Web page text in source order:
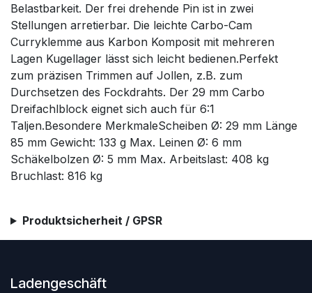
Belastbarkeit. Der frei drehende Pin ist in zwei
Stellungen arretierbar. Die leichte Carbo-Cam
Curryklemme aus Karbon Komposit mit mehreren
Lagen Kugellager lässt sich leicht bedienen.Perfekt
zum präzisen Trimmen auf Jollen, z.B. zum
Durchsetzen des Fockdrahts. Der 29 mm Carbo
Dreifachlblock eignet sich auch für 6:1
Taljen.Besondere MerkmaleScheiben Ø: 29 mm Länge
85 mm Gewicht: 133 g Max. Leinen Ø: 6 mm
Schäkelbolzen Ø: 5 mm Max. Arbeitslast: 408 kg
Bruchlast: 816 kg
Produktsicherheit / GPSR
Ladengeschäft